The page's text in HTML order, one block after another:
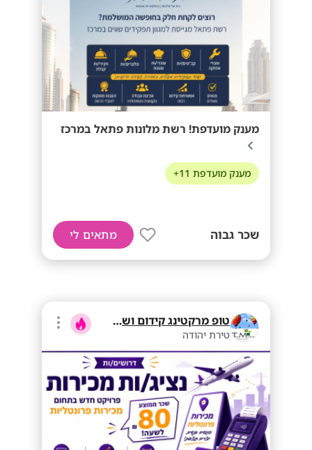
מענק מועדפת! רשת מלונות פתאל במרכז
מענק מועדפת 11+
שכר גבוה מתאים לי
טופ מרקטינג קידום ושיווק בע"מ
טירת יהודה